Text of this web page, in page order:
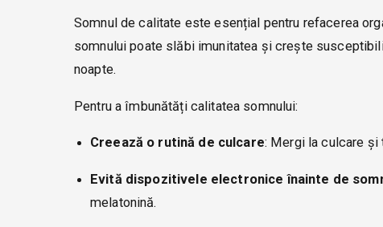
Somnul de calitate este esențial pentru refacerea
somnului poate slăbi imunitatea și crește
noapte.
Pentru a îmbunătăți calitatea somnului:
Creează o rutină de culcare: Mergi la culcare
Evită dispozitivele electronice înainte de
melatonină.